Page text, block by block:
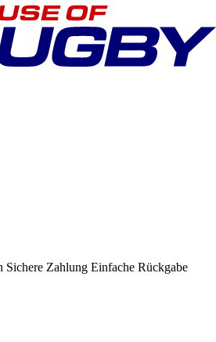
Sichere Zahlung Einfache Rückgabe